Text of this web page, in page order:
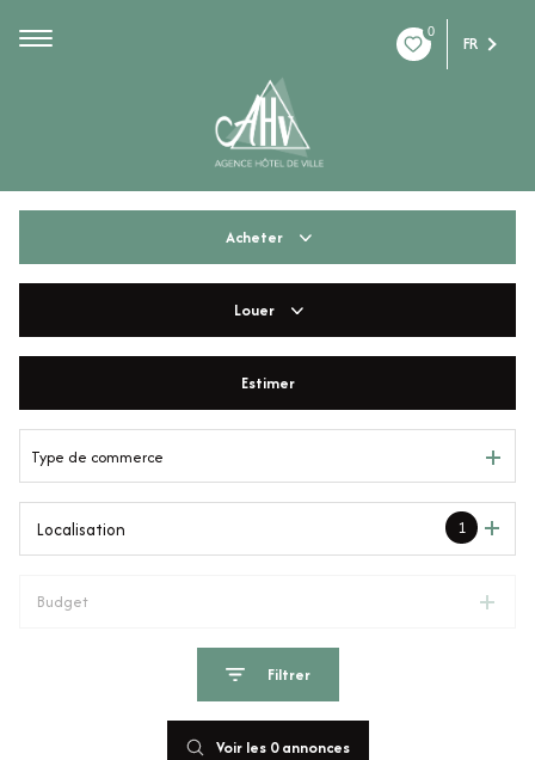
0
FR
Acheter
De l'immo pro
Louer
De l'immo pro
Estimer
Type de commerce
1
Localisation
Budget
Filtrer
Voir les 0annonces